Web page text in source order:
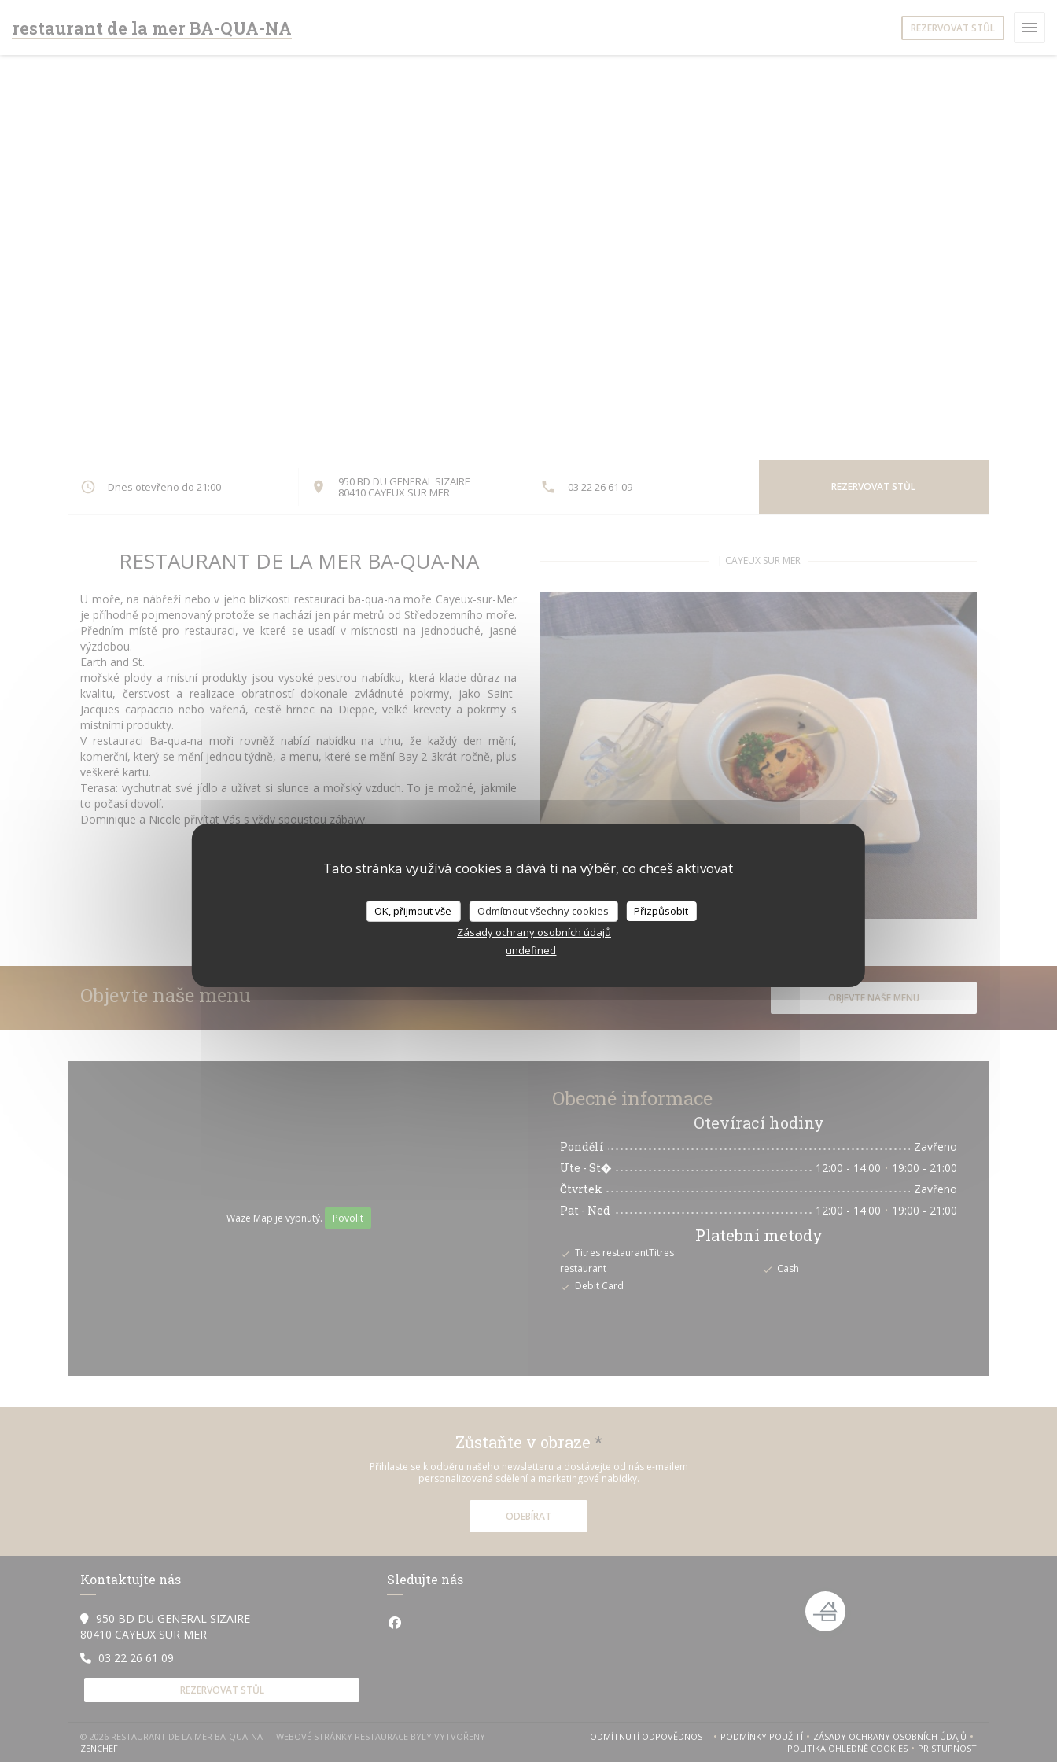
Tato stránka využívá cookies a dává ti na výběr, co chceš aktivovat
OK, přijmout vše Odmítnout všechny cookies
Přizpůsobit
Zásady ochrany osobních údajů
undefined
restaurant de la mer BA-QUA-NA REZERVOVAT STŮL
Dnes otevřeno do 21:00 950 BD DU GENERAL SIZAIRE
80410 CAYEUX SUR MER((otevře se v novém okně))03 22 26 61 09 REZERVOVAT STŮL
RESTAURANT DE LA MER BA-QUA-NA | CAYEUX SUR MER
U moře, na nábřeží nebo v jeho blízkosti restauraci ba-qua-na moře Cayeux-sur-Mer
je příhodně pojmenovaný protože se nachází jen pár metrů od Středozemního moře.
Předním místě pro restauraci, ve které se usadí v místnosti na jednoduché, jasné
výzdobou.
Earth and St.
mořské plody a místní produkty jsou vysoké pestrou nabídku, která klade důraz na
kvalitu, čerstvost a realizace obratností dokonale zvládnuté pokrmy, jako Saint-
Jacques carpaccio nebo vařená, cestě hrnec na Dieppe, velké krevety a pokrmy s
místními produkty.
V restauraci Ba-qua-na moři rovněž nabízí nabídku na trhu, že každý den mění,
komerční, který se mění jednou týdně, a menu, které se mění Bay 2-3krát ročně, plus
veškeré kartu.
Terasa: vychutnat své jídlo a užívat si slunce a mořský vzduch. To je možné, jakmile
to počasí dovolí.
Dominique a Nicole přivítat Vás s vždy spoustou zábavy.
Po restauračním provozem na ledové plochy a Oyster Bar.
Objevte naše menu OBJEVTE NAŠE MENU
Waze Map je vypnutý. Povolit
Obecné informace
Otevírací hodiny
Pondělí
Zavřeno
Ute - St� 12:00 - 14:00 • 19:00 - 21:00
Čtvrtek
Zavřeno
Pat - Ned 12:00 - 14:00 • 19:00 - 21:00
Platební metody
Titres restaurantTitres
restaurant
Cash
Debit Card
Zůstaňte v obraze *
Přihlaste se k odběru našeho newsletteru a dostávejte od nás e-mailem
personalizovaná sdělení a marketingové nabídky.
ODEBÍRAT
Kontaktujte nás
950 BD DU GENERAL SIZAIRE
80410 CAYEUX SUR MER
03 22 26 61 09
REZERVOVAT STŮL
Sledujte nás
Facebook ((otevře se v novém okně))
© 2026 RESTAURANT DE LA MER BA-QUA-NA — WEBOVÉ STRÁNKY RESTAURACE BYLY VYTVOŘENY
ZENCHEF((OTEVŘE SE V NOVÉM OKNĚ))
ODMÍTNUTÍ ODPOVĚDNOSTI((OTEVŘE SE V NOVÉM OKNĚ))
PODMÍNKY POUŽITÍ((OTEVŘE SE V NOVÉM OKNĚ))
ZÁSADY OCHRANY OSOBNÍCH ÚDAJŮ
((OTEVŘE SE V NOVÉM OKNĚ))
POLITIKA OHLEDNĚ COOKIES((OTEVŘE SE V NOVÉM OKNĚ))
PRISTUPNOST((OTEVŘE SE V NOVÉM